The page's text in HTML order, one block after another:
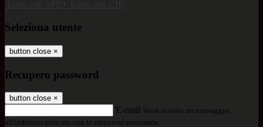
Seleziona utente
button close ×
Recupero password
button close ×
E-mail Verrà inviato un messaggio
all'indirizzo indicato con le istruzioni necessarie.